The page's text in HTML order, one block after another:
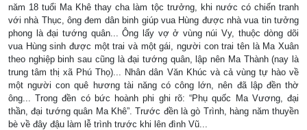
năm 18 tuổi Ma Khê thay cha làm tộc trưởng, khi nước có chiến tranh
với nhà Thục, ông đem dân binh giúp vua Hùng được nhà vua tin tưởng
phong là đại tướng quân... Ông lấy vợ ở vùng núi Vy, thuộc dòng dõi
vua Hùng sinh được một trai và một gái, người con trai tên là Ma Xuân
theo nghiệp binh sau cũng là đại tướng quân, lập nên Ma Thành (nay là
trung tâm thị xã Phú Thọ)... Nhân dân Văn Khúc và cả vùng tự hào về
một người con quê hương tài năng có công lớn, nên đã lập đền thờ
ông... Trong đền có bức hoành phi ghi rõ: “Phụ quốc Ma Vương, đại
thần, đại tướng quân Ma Khê”. Trước đền là gò Trình, hàng năm thuyền
bè về đây đậu làm lễ trình trước khi lên đình Vũ...